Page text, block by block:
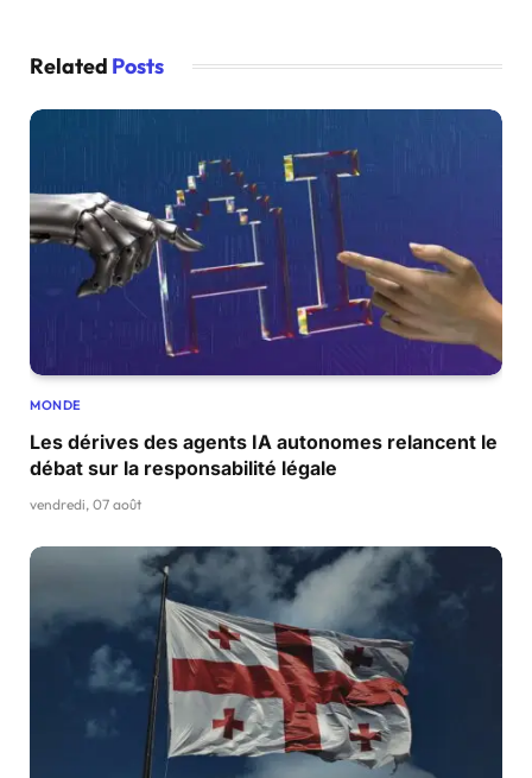
Related Posts
MONDE
Les dérives des agents IA autonomes relancent le
débat sur la responsabilité légale
vendredi, 07 août